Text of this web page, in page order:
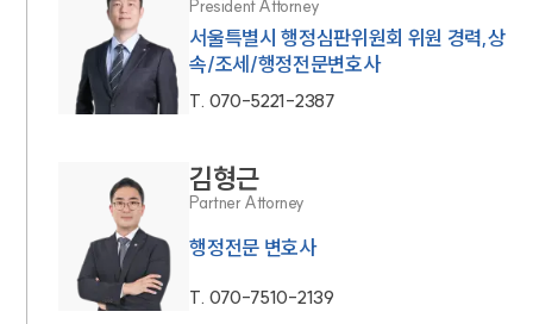
President Attorney
서울특별시 행정심판위원회 위원 경력,상
속/조세/행정전문변호사
T. 070-5221-2387
김형근
Partner Attorney
행정전문 변호사
T. 070-7510-2139